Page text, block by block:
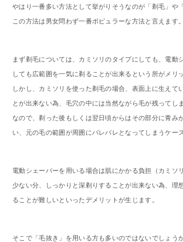
やはり一番多い方法として挙がりそうなのが「剃毛」や
この方法は男女問わず一番ポピュラーな方法と言えます。
まず剃毛については、カミソリのタイプにしても、電動
しても広範囲を一気に剃ることが出来るという所がメリ
しかし、カミソリを使った剃毛の場合、表面上に生えて
とが出来ない為、毛穴の中には当然ながら毛が残ってし
なので、剃った後もしくは翌日頃からはその部分に青み
い、元の毛の範囲が周囲にバレバレとなってしまうケー
電動シェーバーを用いる場合は肌にかかる負担（カミソ
少ない分、しっかりと深剃りすることが出来ない為、理
ることが難しいといったデメリットが生じます。
そこで「毛抜き」を用いる方も多いのではないでしょう